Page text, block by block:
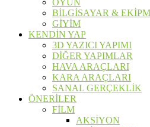
OYUN
BİLGİSAYAR &
GİYİM
KENDİN YAP
3D YAZICI YAPIMI
DİĞER YAPIMLAR
HAVA ARAÇLARI
KARA ARAÇLARI
SANAL GERÇEKLİK
ÖNERİLER
FİLM
AKSİYON